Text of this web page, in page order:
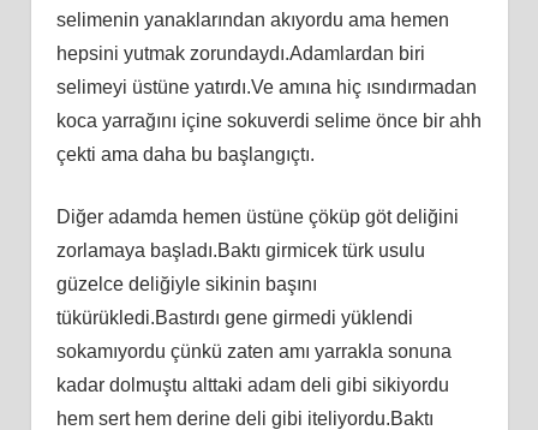
selimenin yanaklarından akıyordu ama hemen
hepsini yutmak zorundaydı.Adamlardan biri
selimeyi üstüne yatırdı.Ve amına hiç ısındırmadan
koca yarrağını içine sokuverdi selime önce bir ahh
çekti ama daha bu başlangıçtı.
Diğer adamda hemen üstüne çöküp göt deliğini
zorlamaya başladı.Baktı girmicek türk usulu
güzelce deliğiyle sikinin başını
tükürükledi.Bastırdı gene girmedi yüklendi
sokamıyordu çünkü zaten amı yarrakla sonuna
kadar dolmuştu alttaki adam deli gibi sikiyordu
hem sert hem derine deli gibi iteliyordu.Baktı